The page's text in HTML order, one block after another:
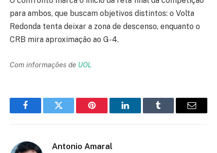
para ambos, que buscam objetivos distintos: o Volta
Redonda tenta deixar a zona de descenso, enquanto o
CRB mira aproximação ao G-4.
Com informações de UOL
FacebookTwitter Pinterest LinkedInTumblr Email
Antonio Amaral